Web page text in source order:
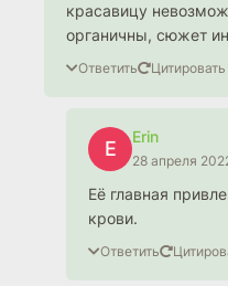
красавицу
органичны, сюжет
Ответить Цитировать
E
Erin
28 апреля
Её главная
крови.
Ответить